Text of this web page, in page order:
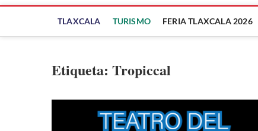
TLAXCALA TURISMO FERIA TLAXCALA 2026
Etiqueta: Tropiccal